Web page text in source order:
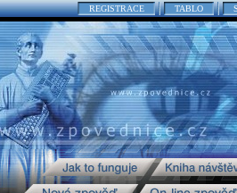
REGISTRACE TABLO